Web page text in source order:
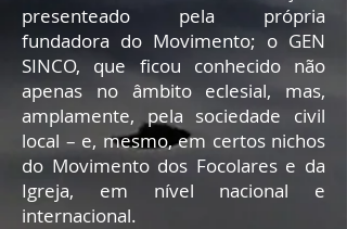
presenteado pela própria
fundadora do Movimento; o GEN
SINCO, que ficou conhecido não
apenas no âmbito eclesial, mas,
amplamente, pela sociedade civil
local – e, mesmo, em certos nichos
do Movimento dos Focolares e da
Igreja, em nível nacional e
internacional.